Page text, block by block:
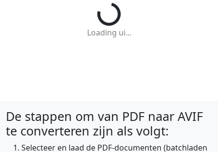
Loading ui...
De stappen om van PDF naar AVIF
te converteren zijn als volgt:
Selecteer en laad de PDF-documenten (batchladen